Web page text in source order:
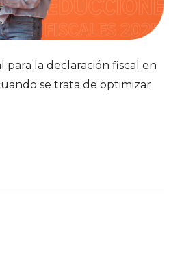
para la declaración fiscal en
se trata de optimizar